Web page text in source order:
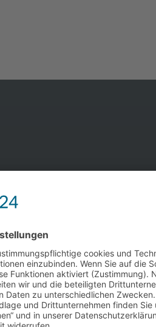
durch diese Schule
fest. generic.de
beschritten.
entwickle
hat.